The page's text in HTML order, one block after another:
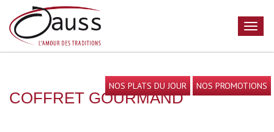
NOS PLATS DU JOUR NOS PROMOTIONS
COFFRET GOURMAND